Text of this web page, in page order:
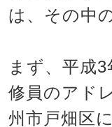
は、その中
まず、平成
修員のアド
州市戸畑区